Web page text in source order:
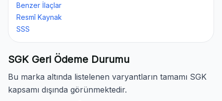
Benzer İlaçlar
Resmî Kaynak
SSS
SGK Geri Ödeme Durumu
Bu marka altında listelenen varyantların tamamı SGK
kapsamı dışında görünmektedir.